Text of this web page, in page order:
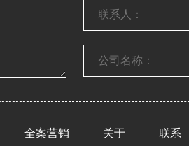
全案营销 关于 联系